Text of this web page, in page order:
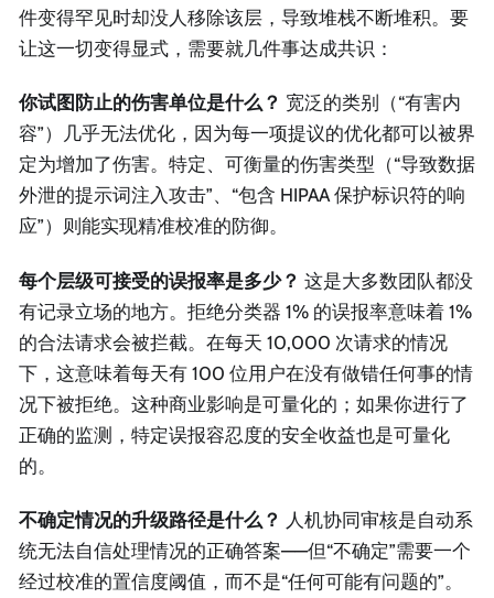
件变得罕见时却没人移除该层，导致堆栈不断堆积。要
让这一切变得显式，需要就几件事达成共识：
你试图防止的伤害单位是什么？ 宽泛的类别（“有害内
容”）几乎无法优化，因为每一项提议的优化都可以被界
定为增加了伤害。特定、可衡量的伤害类型（“导致数据
外泄的提示词注入攻击”、“包含 HIPAA 保护标识符的响
应”）则能实现精准校准的防御。
每个层级可接受的误报率是多少？ 这是大多数团队都没
有记录立场的地方。拒绝分类器 1% 的误报率意味着 1%
的合法请求会被拦截。在每天 10,000 次请求的情况
下，这意味着每天有 100 位用户在没有做错任何事的情
况下被拒绝。这种商业影响是可量化的；如果你进行了
正确的监测，特定误报容忍度的安全收益也是可量化
的。
不确定情况的升级路径是什么？ 人机协同审核是自动系
统无法自信处理情况的正确答案——但“不确定”需要一个
经过校准的置信度阈值，而不是“任何可能有问题的”。